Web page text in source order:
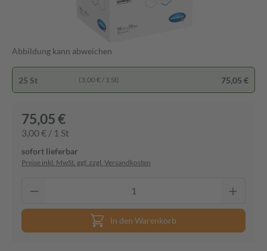
Abbildung kann abweichen
25 St (3,00 € / 1 St) 75,05 €
75,05 €
3,00 € / 1 St
sofort lieferbar
Preise inkl. MwSt. ggf. zzgl. Versandkosten
In den Warenkorb